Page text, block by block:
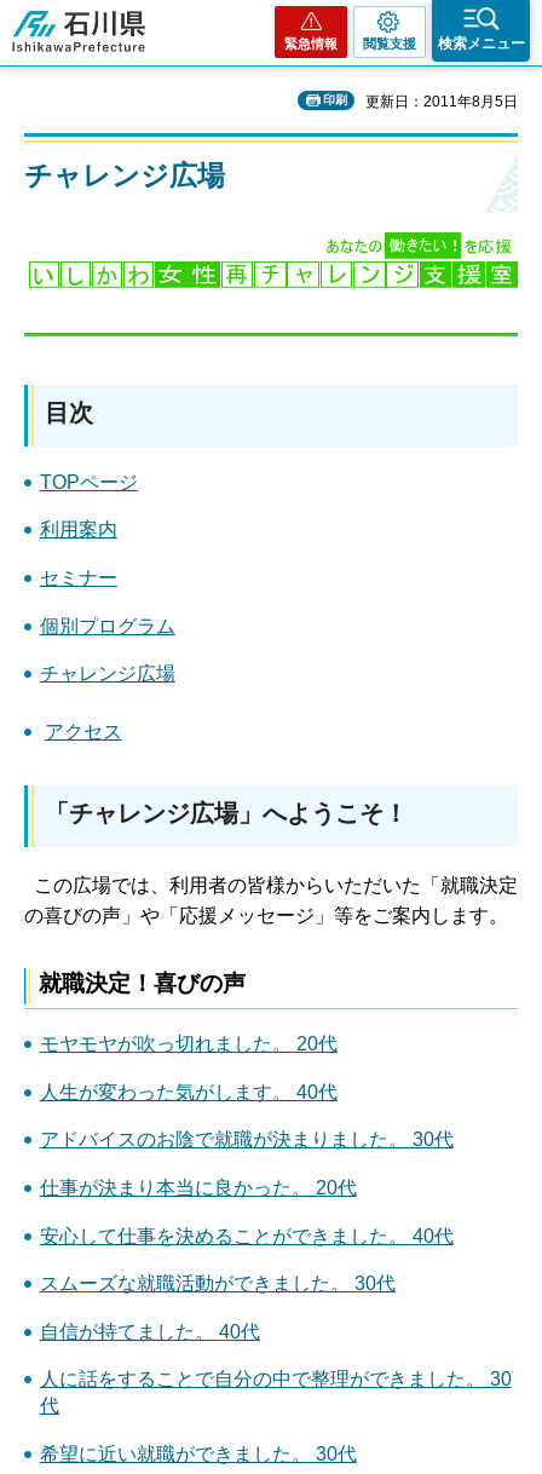
石川県
緊急情報 閲覧支援 検索メニュー
印刷 更新日：2011年8月5日
チャレンジ広場
目次
TOPページ
利用案内
セミナー
個別プログラム
チャレンジ広場
アクセス
「チャレンジ広場」へようこそ！
この広場では、利用者の皆様からいただいた「就職決定
の喜びの声」や「応援メッセージ」等をご案内します。
就職決定！喜びの声
モヤモヤが吹っ切れました。 20代
人生が変わった気がします。 40代
アドバイスのお陰で就職が決まりました。 30代
仕事が決まり本当に良かった。 20代
安心して仕事を決めることができました。 40代
スムーズな就職活動ができました。 30代
自信が持てました。 40代
人に話をすることで自分の中で整理ができました。 30
代
希望に近い就職ができました。 30代